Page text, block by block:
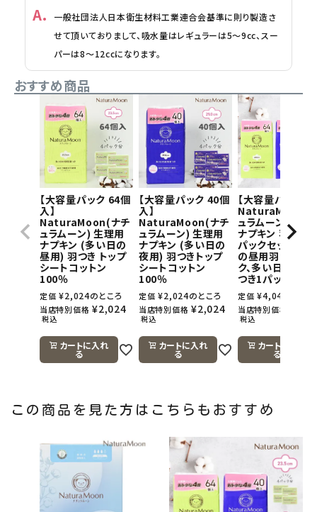
一般社団法人日本衛生材料工業連合会基準に則り製造さ
せて頂いておりまして、吸水量はレギュラーは5～9cc、スー
パーは8～12ccになります。
おすすめ商品
【大容量パック 64個
入】
NaturaMoon(ナチ
ュラムーン) 生理用
ナプキン (多い日の
昼用) 羽つき トップ
シートコットン
100％
定価 ¥2,024のところ
当店特別価格 ¥2,024
税込
カートに入れ
る
【大容量パック 40個
入】
NaturaMoon(ナチ
ュラムーン) 生理用
ナプキン (多い日の
夜用) 羽つきトップ
シートコットン
100％
定価 ¥2,024のところ
当店特別価格 ¥2,024
税込
カートに入れ
る
【大容量パック】
NaturaMoon(
ュラムーン) 生理
ナプキン 羽つき
パックセット(多
の昼用羽つき1パ
ク、多い日の夜
つき1パック)
定価 ¥4,048
当店特別価格
税込
カートに入れ
る
この商品を見た方はこちらもおすすめ